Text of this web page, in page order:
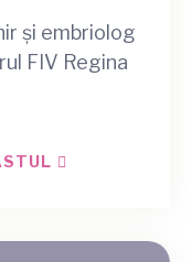
și embriolog
FIV Regina